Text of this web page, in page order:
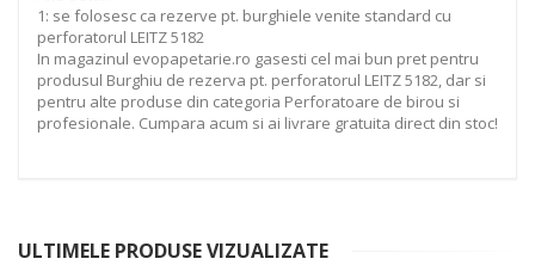
1: se folosesc ca rezerve pt. burghiele venite standard cu
perforatorul LEITZ 5182
In magazinul evopapetarie.ro gasesti cel mai bun pret pentru
produsul Burghiu de rezerva pt. perforatorul LEITZ 5182, dar si
pentru alte produse din categoria Perforatoare de birou si
profesionale. Cumpara acum si ai livrare gratuita direct din stoc!
ULTIMELE PRODUSE VIZUALIZATE